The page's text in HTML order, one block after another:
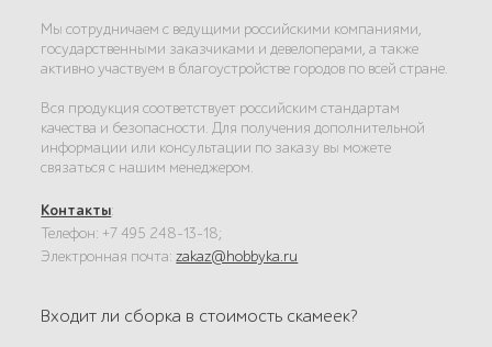
Мы сотрудничаем с ведущими российскими компаниями,
государственными заказчиками и девелоперами, а также
активно участвуем в благоустройстве городов по всей стране.
Вся продукция соответствует российским стандартам
качества и безопасности. Для получения дополнительной
информации или консультации по заказу вы можете
связаться с нашим менеджером.
Контакты:
Телефон: +7 495 248-13-18;
Электронная почта:zakaz@hobbyka.ru
Входит ли сборка в стоимость скамеек?